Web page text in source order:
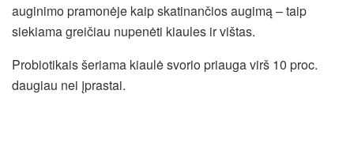
auginimo pramonėje kaip skatinančios augimą – taip
siekiama greičiau nupenėti kiaules ir vištas.
Probiotikais šeriama kiaulė svorio priauga virš 10 proc.
daugiau nei įprastai.